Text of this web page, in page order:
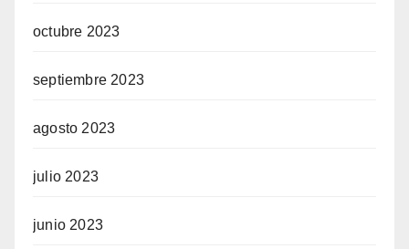
octubre 2023
septiembre 2023
agosto 2023
julio 2023
junio 2023